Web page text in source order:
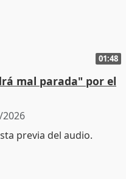
01:48
mal parada" por el